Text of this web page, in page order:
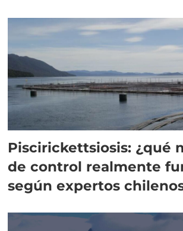
Piscirickettsiosis: ¿qué
de control realmente
según expertos